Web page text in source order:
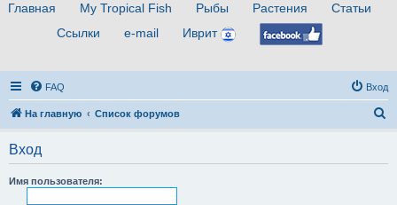
Главная My Tropical Fish Рыбы Растения
Статьи
Ссылки
e-mail Иврит
FAQ Вход
На главную Список форумов
Вход
Имя пользователя: